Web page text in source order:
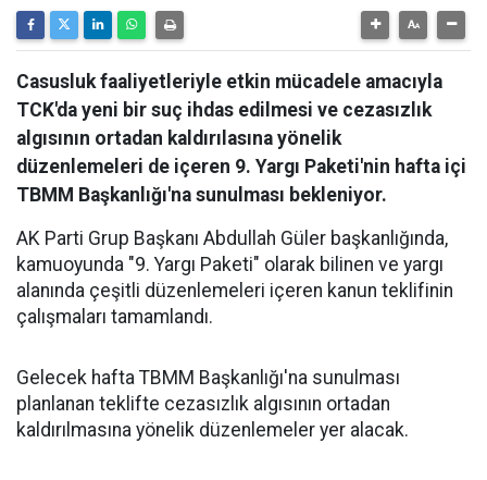
Casusluk faaliyetleriyle etkin mücadele amacıyla
TCK'da yeni bir suç ihdas edilmesi ve cezasızlık
algısının ortadan kaldırılasına yönelik
düzenlemeleri de içeren 9. Yargı Paketi'nin hafta içi
TBMM Başkanlığı'na sunulması bekleniyor.
AK Parti Grup Başkanı Abdullah Güler başkanlığında,
kamuoyunda "9. Yargı Paketi" olarak bilinen ve yargı
alanında çeşitli düzenlemeleri içeren kanun teklifinin
çalışmaları tamamlandı.
Gelecek hafta TBMM Başkanlığı'na sunulması
planlanan teklifte cezasızlık algısının ortadan
kaldırılmasına yönelik düzenlemeler yer alacak.